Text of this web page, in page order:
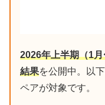
2026年上半期（1
結果を公開中。以
ペアが対象です。